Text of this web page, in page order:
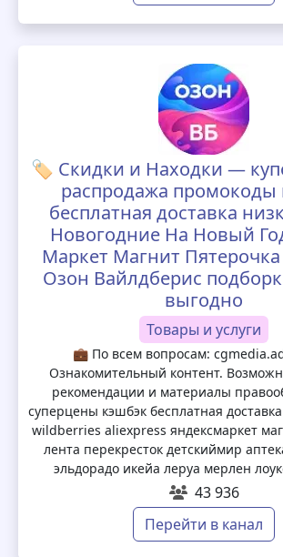
🏷️ Скидки и Находки —
распродажа промокоды
бесплатная доставка
Новогодние На Новый
Маркет Магнит
Озон Вайлдберис
выгодно
Товары и услуги
💼 По всем вопросам:
Ознакомительный контент.
рекомендации и материалы
суперцены кэшбэк бесплатная
wildberries aliexpress яндексмаркет
лента перекресток детскиймир
эльдорадо икейа леруа мерлен
43 936
Перейти в канал